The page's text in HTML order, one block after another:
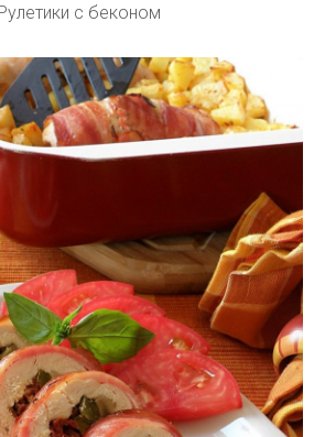
Рулетики с беконом